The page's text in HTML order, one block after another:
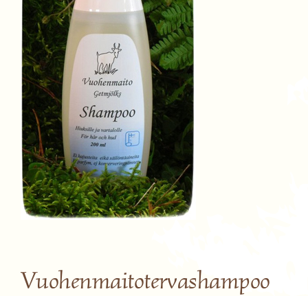
Vuohenmaitotervashampoo